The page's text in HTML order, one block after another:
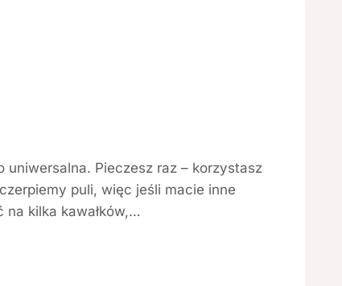
uniwersalna. Pieczesz raz – korzystasz
puli, więc jeśli macie inne
na kilka kawałków,…